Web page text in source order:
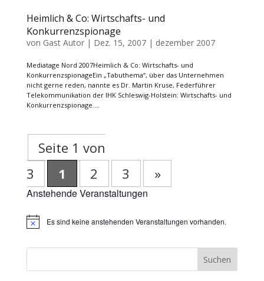
Heimlich & Co: Wirtschafts- und
Konkurrenzspionage
von Gast Autor| Dez. 15, 2007| dezember 2007
Mediatage Nord 2007Heimlich & Co: Wirtschafts- und
KonkurrenzspionageEin „Tabuthema“, über das Unternehmen
nicht gerne reden, nannte es Dr. Martin Kruse, Federführer
Telekommunikation der IHK Schleswig-Holstein: Wirtschafts- und
Konkurrenzspionage....
Seite 1 von
3
1 2 3 »
Anstehende Veranstaltungen
HinweisEs sind keine anstehenden Veranstaltungen vorhanden.